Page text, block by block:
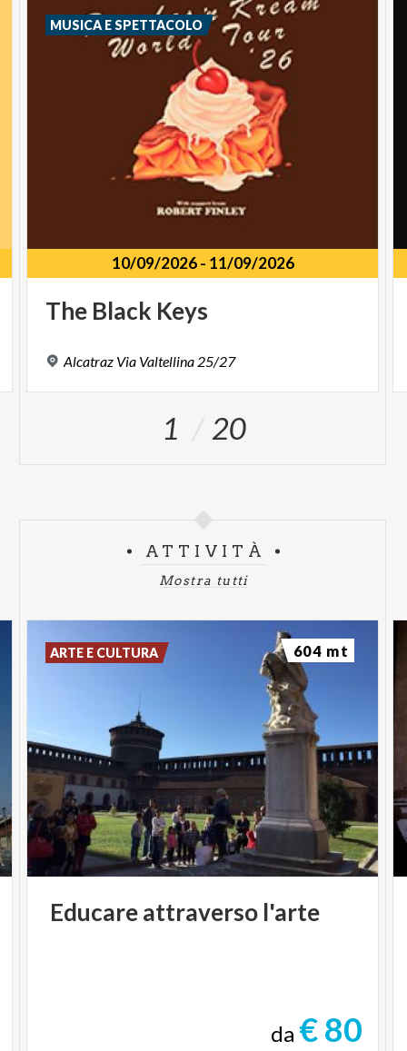
10/09/2026- 11/09/2026
The Black Keys
Alcatraz Via Valtellina 25/27
MUSICA E SPETTACOLO
1 20
ATTIVITÀ
Mostra tutti
Educareattraverso l'arte
da € 80
ARTE E CULTURA 604 mt